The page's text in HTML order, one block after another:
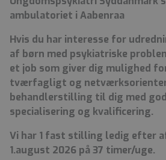
ambulatoriet i Aabenraa
Hvis du har interesse for
af børn med psykiatriske
et job som giver dig mulighed
tværfagligt og
behandlerstilling til dig med
specialisering og kvalificering.
Vi har 1 fast stilling ledig efter
1.august 2026 på 37 timer/uge.